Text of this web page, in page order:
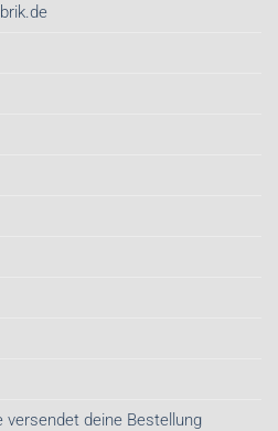
versendet deine Bestellung